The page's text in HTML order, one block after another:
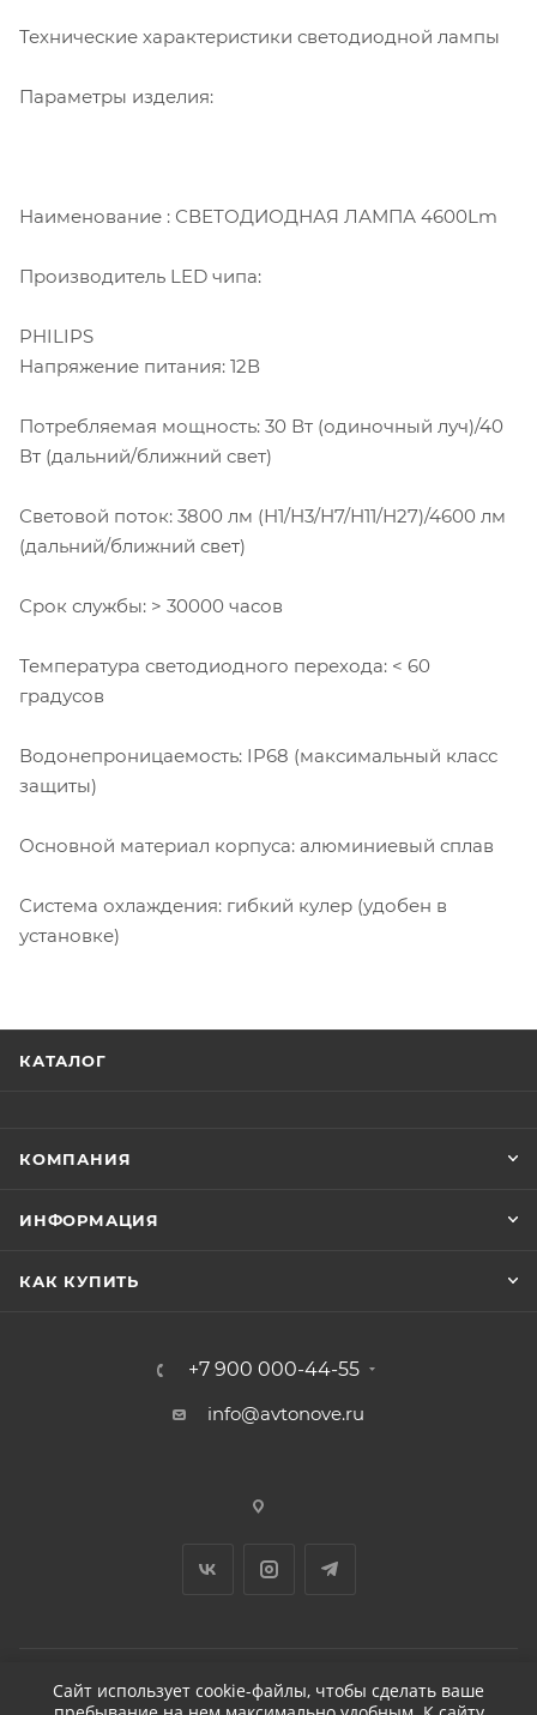
Технические характеристики светодиодной лампы
Параметры изделия:
Наименование : СВЕТОДИОДНАЯ ЛАМПА 4600Lm
Производитель LED чипа:
PHILIPS
Напряжение питания: 12В
Потребляемая мощность: 30 Вт (одиночный луч)/40
Вт (дальний/ближний свет)
Световой поток: 3800 лм (Н1/Н3/Н7/Н11/Н27)/4600 лм
(дальний/ближний свет)
Срок службы: > 30000 часов
Температура светодиодного перехода: < 60
градусов
Водонепроницаемость: IP68 (максимальный класс
защиты)
Основной материал корпуса: алюминиевый сплав
Система охлаждения: гибкий кулер (удобен в
установке)
КАТАЛОГ
КОМПАНИЯ
ИНФОРМАЦИЯ
КАК КУПИТЬ
+7 900 000-44-55
info@avtonove.ru
2026 © ДЕТЕЙЛИНГ-МАРКЕТ АВТОНОВЬЕ
Сайт использует cookie-файлы, чтобы сделать ваше